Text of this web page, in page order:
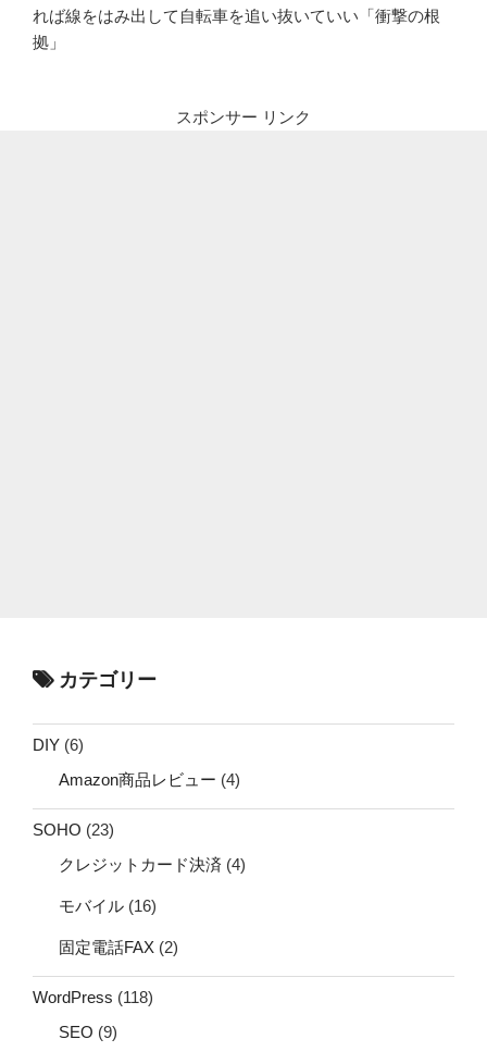
れば線をはみ出して自転車を追い抜いていい「衝撃の根
拠」
スポンサー リンク
カテゴリー
DIY (6)
Amazon商品レビュー (4)
SOHO (23)
クレジットカード決済 (4)
モバイル (16)
固定電話FAX (2)
WordPress (118)
SEO (9)